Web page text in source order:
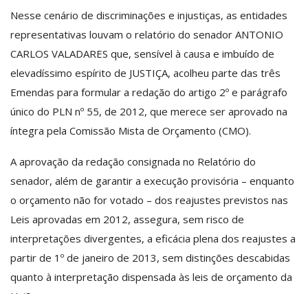
Nesse cenário de discriminações e injustiças, as entidades
representativas louvam o relatório do senador ANTONIO
CARLOS VALADARES que, sensível à causa e imbuído de
elevadíssimo espírito de JUSTIÇA, acolheu parte das três
Emendas para formular a redação do artigo 2º e parágrafo
único do PLN nº 55, de 2012, que merece ser aprovado na
íntegra pela Comissão Mista de Orçamento (CMO).
A aprovação da redação consignada no Relatório do
senador, além de garantir a execução provisória – enquanto
o orçamento não for votado – dos reajustes previstos nas
Leis aprovadas em 2012, assegura, sem risco de
interpretações divergentes, a eficácia plena dos reajustes a
partir de 1º de janeiro de 2013, sem distinções descabidas
quanto à interpretação dispensada às leis de orçamento da